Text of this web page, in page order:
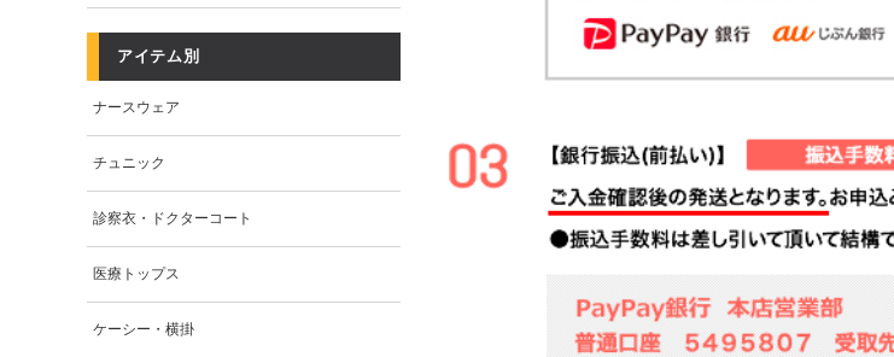
アイテム別
ナースウェア
チュニック
診察衣・ドクターコート
医療トップス
ケーシー・横掛